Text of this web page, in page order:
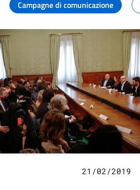
Campagne di comunicazione
21/02/2019